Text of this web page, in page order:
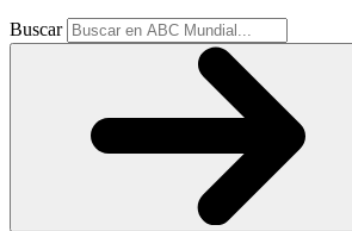
Buscar